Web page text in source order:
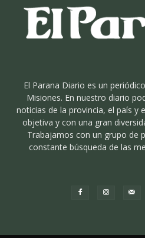
El Parana Diario es un
Misiones. En nuestro diario
noticias de la provincia, el país y
objetiva y con una gran
Trabajamos con un grupo de
constante búsqueda de las